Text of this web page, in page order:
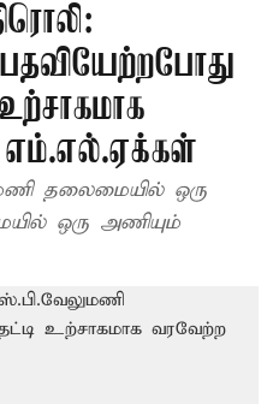
எம்.எல்.ஏக்கள்
தலைமையில் ஒரு
ஒரு அணியும்